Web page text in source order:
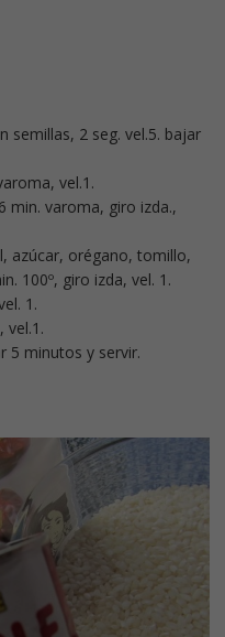
semillas, 2 seg. vel.5. bajar
vel.1.
min. varoma, giro izda.,
azúcar, orégano, tomillo,
100º, giro izda, vel. 1.
1.
vel.1.
5 minutos y servir.